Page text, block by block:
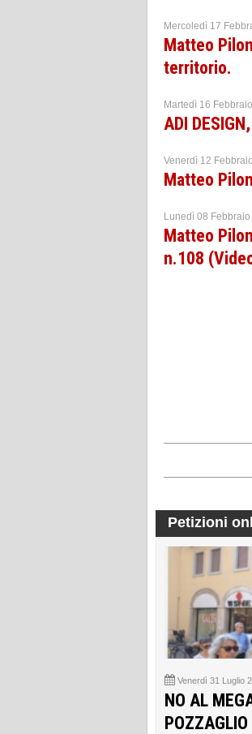
Mercoledì 17
Matteo
territorio.
Martedì 16
ADI
Venerdì 12
Matteo
Lunedì 08 Febbraio
Matteo
n.108
Petizioni
Venerdì 31 Luglio
NO AL
POZZAGLIO